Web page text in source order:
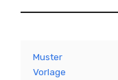
Muster
Vorlage